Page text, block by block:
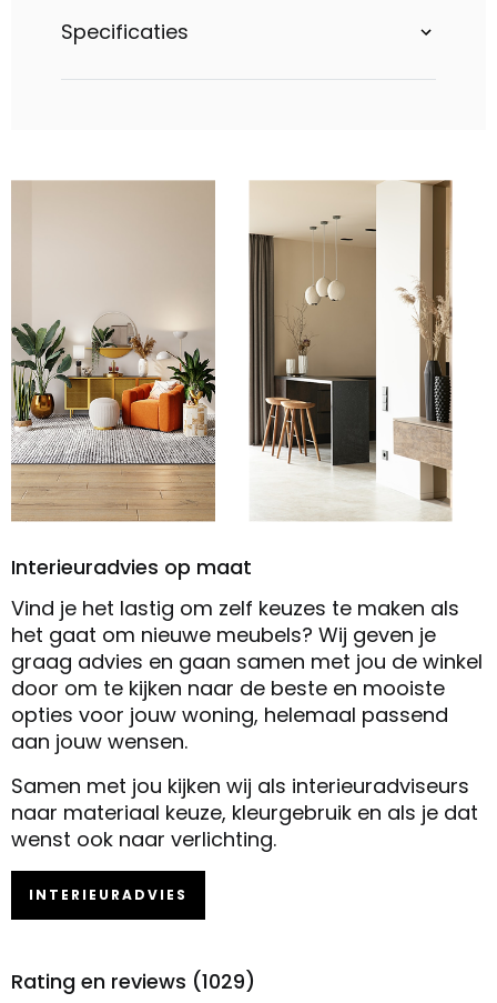
Specificaties
Interieuradvies op maat
Vind je het lastig om zelf keuzes te maken als
het gaat om nieuwe meubels? Wij geven je
graag advies en gaan samen met jou de winkel
door om te kijken naar de beste en mooiste
opties voor jouw woning, helemaal passend
aan jouw wensen.
Samen met jou kijken wij als interieuradviseurs
naar materiaal keuze, kleurgebruik en als je dat
wenst ook naar verlichting.
INTERIEURADVIES
Rating en reviews (1029)